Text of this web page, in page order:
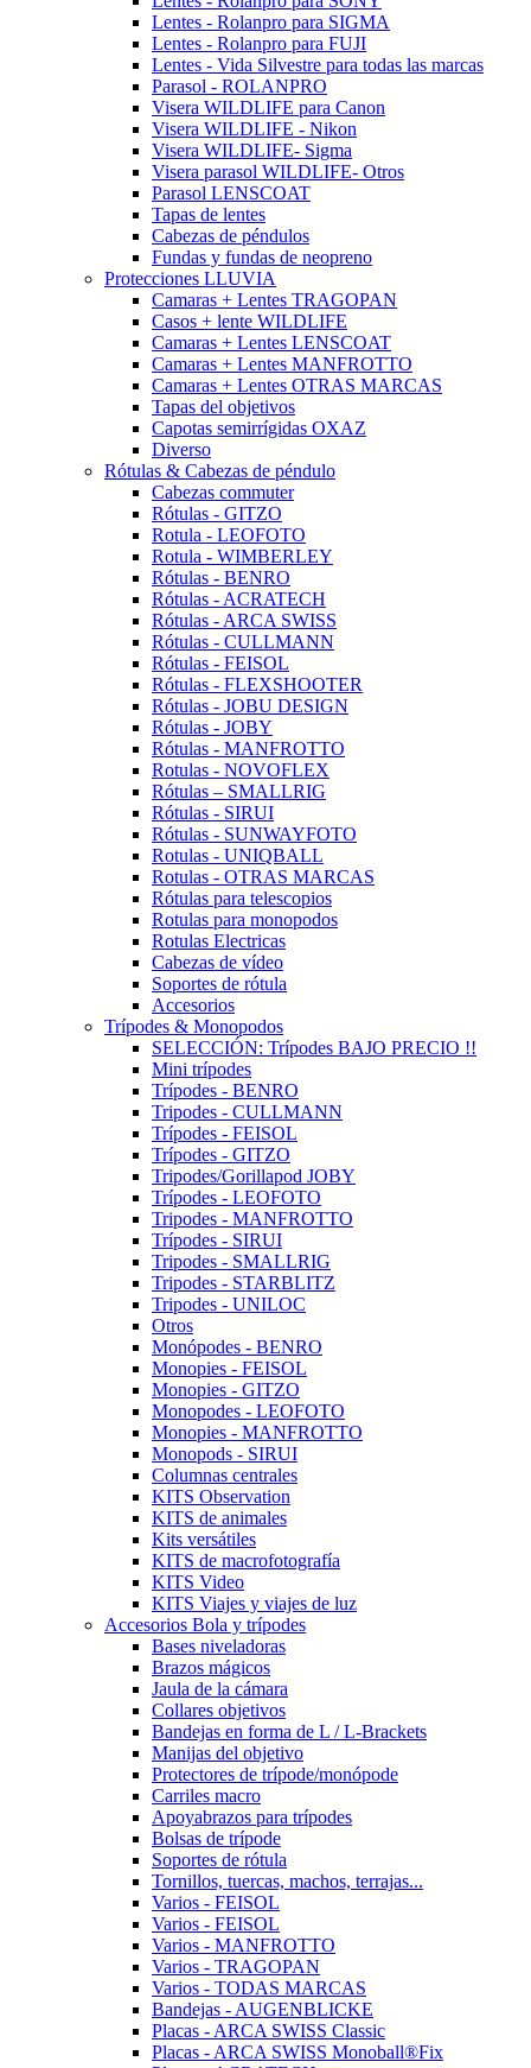
Lentes - Rolanpro para SIGMA
Lentes - Rolanpro para FUJI
Lentes - Vida Silvestre para todas las marcas
Parasol - ROLANPRO
Visera WILDLIFE para Canon
Visera WILDLIFE - Nikon
Visera WILDLIFE- Sigma
Visera parasol WILDLIFE- Otros
Parasol LENSCOAT
Tapas de lentes
Cabezas de péndulos
Fundas y fundas de neopreno
Protecciones LLUVIA
Camaras + Lentes TRAGOPAN
Casos + lente WILDLIFE
Camaras + Lentes LENSCOAT
Camaras + Lentes MANFROTTO
Camaras + Lentes OTRAS MARCAS
Tapas del objetivos
Capotas semirrígidas OXAZ
Diverso
Rótulas & Cabezas de péndulo
Cabezas commuter
Rótulas - GITZO
Rotula - LEOFOTO
Rotula - WIMBERLEY
Rótulas - BENRO
Rótulas - ACRATECH
Rótulas - ARCA SWISS
Rótulas - CULLMANN
Rótulas - FEISOL
Rótulas - FLEXSHOOTER
Rótulas - JOBU DESIGN
Rótulas - JOBY
Rótulas - MANFROTTO
Rotulas - NOVOFLEX
Rótulas – SMALLRIG
Rótulas - SIRUI
Rótulas - SUNWAYFOTO
Rotulas - UNIQBALL
Rotulas - OTRAS MARCAS
Rótulas para telescopios
Rotulas para monopodos
Rotulas Electricas
Cabezas de vídeo
Soportes de rótula
Accesorios
Trípodes & Monopodos
SELECCIÓN: Trípodes BAJO PRECIO !!
Mini trípodes
Trípodes - BENRO
Tripodes - CULLMANN
Trípodes - FEISOL
Trípodes - GITZO
Tripodes/Gorillapod JOBY
Trípodes - LEOFOTO
Tripodes - MANFROTTO
Trípodes - SIRUI
Tripodes - SMALLRIG
Tripodes - STARBLITZ
Tripodes - UNILOC
Otros
Monópodes - BENRO
Monopies - FEISOL
Monopies - GITZO
Monopodes - LEOFOTO
Monopies - MANFROTTO
Monopods - SIRUI
Columnas centrales
KITS Observation
KITS de animales
Kits versátiles
KITS de macrofotografía
KITS Video
KITS Viajes y viajes de luz
Accesorios Bola y trípodes
Bases niveladoras
Brazos mágicos
Jaula de la cámara
Collares objetivos
Bandejas en forma de L / L-Brackets
Manijas del objetivo
Protectores de trípode/monópode
Carriles macro
Apoyabrazos para trípodes
Bolsas de trípode
Soportes de rótula
Tornillos, tuercas, machos, terrajas...
Varios - FEISOL
Varios - FEISOL
Varios - MANFROTTO
Varios - TRAGOPAN
Varios - TODAS MARCAS
Bandejas - AUGENBLICKE
Placas - ARCA SWISS Classic
Placas - ARCA SWISS Monoball®Fix